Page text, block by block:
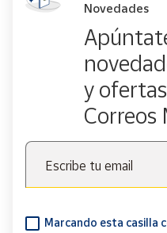
Novedades
y
Correos
Escribe tu email
Marcando esta casilla